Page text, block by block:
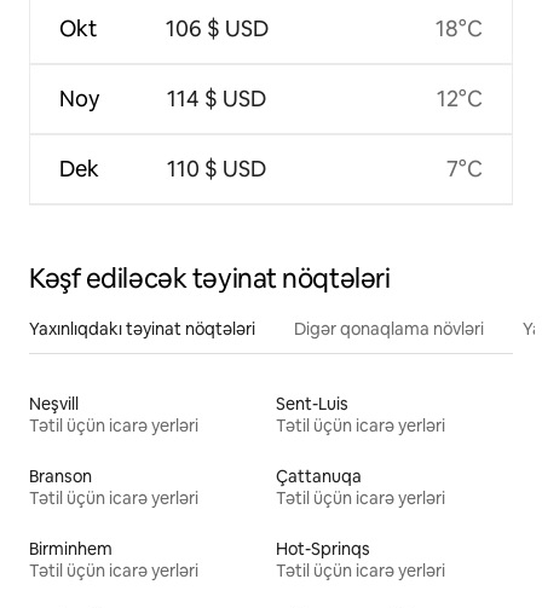
Okt
Noy
Dek
106 $ USD
114 $ USD
110 $ USD
18°C
12°C
7°C
Kəşf ediləcək təyinat nöqtələri
Yaxınlıqdakı təyinat nöqtələri Digər qonaqlama növləri
Neşvill
Tətil üçün icarə yerləri
Sent-Luis
Tətil üçün icarə yerləri
Branson
Tətil üçün icarə yerləri
Çattanuqa
Tətil üçün icarə yerləri
Birminhem
Tətil üçün icarə yerləri
Hot-Sprinqs
Tətil üçün icarə yerləri